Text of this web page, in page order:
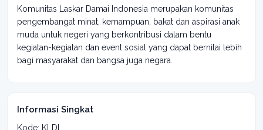
Komunitas Laskar Damai Indonesia merupakan komunitas
pengembangat minat, kemampuan, bakat dan aspirasi anak
muda untuk negeri yang berkontribusi dalam bentu
kegiatan-kegiatan dan event sosial yang dapat bernilai lebih
bagi masyarakat dan bangsa juga negara.
Informasi Singkat
Kode: KLDI